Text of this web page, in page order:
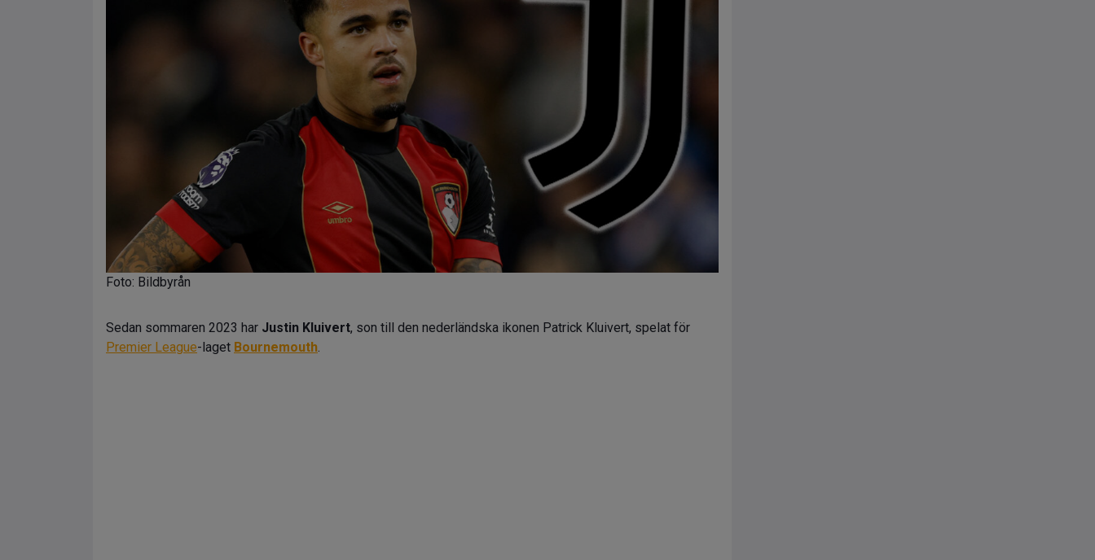
Foto: Bildbyrån
Sedan sommaren 2023 har Justin Kluivert, son till den nederländska ikonen Patrick Kluivert, spelat för
Premier League-laget Bournemouth.